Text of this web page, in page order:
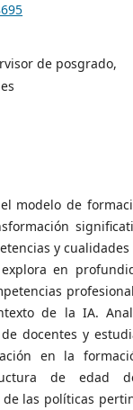
de posgrado,
modelo de
y cualidades
en
de la IA.
docentes y
en la
de edad
las políticas